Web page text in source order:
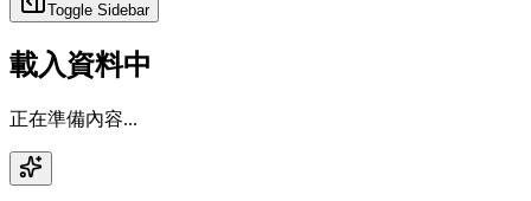
Toggle Sidebar
載入資料中
正在準備內容...